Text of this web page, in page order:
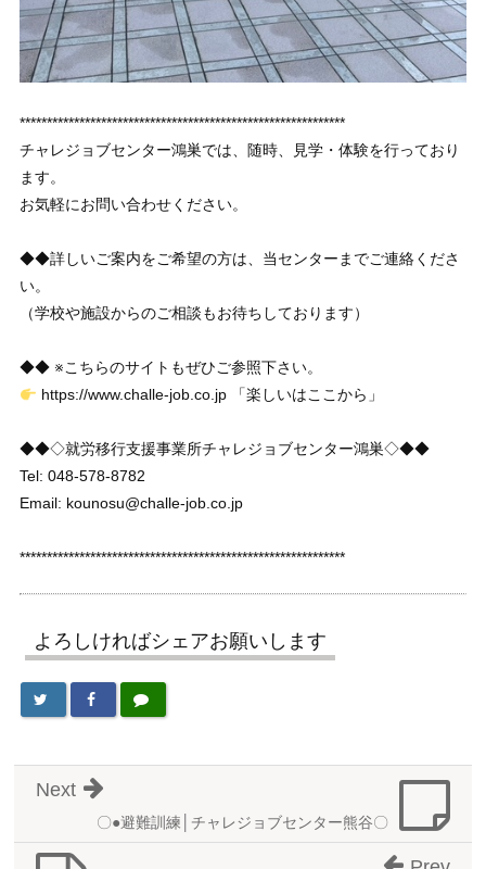
************************************************************
チャレジョブセンター鴻巣では、随時、見学・体験を行っており
ます。
お気軽にお問い合わせください。
◆◆詳しいご案内をご希望の方は、当センターまでご連絡くださ
い。
（学校や施設からのご相談もお待ちしております）
◆◆ ※こちらのサイトもぜひご参照下さい。
https://www.challe-job.co.jp 「楽しいはここから」
◆◆◇就労移行支援事業所チャレジョブセンター鴻巣◇◆◆
Tel: 048-578-8782
Email: kounosu@challe-job.co.jp
************************************************************
よろしければシェアお願いします
〇●避難訓練│チャレジョブセンター熊谷〇
Next